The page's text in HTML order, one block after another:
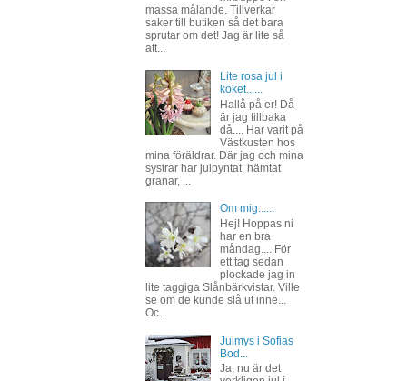
massa målande. Tillverkar
saker till butiken så det bara
sprutar om det! Jag är lite så
att...
Lite rosa jul i
köket......
Hallå på er! Då
är jag tillbaka
då.... Har varit på
Västkusten hos
mina föräldrar. Där jag och mina
systrar har julpyntat, hämtat
granar, ...
Om mig......
Hej! Hoppas ni
har en bra
måndag.... För
ett tag sedan
plockade jag in
lite taggiga Slånbärkvistar. Ville
se om de kunde slå ut inne...
Oc...
Julmys i Sofias
Bod...
Ja, nu är det